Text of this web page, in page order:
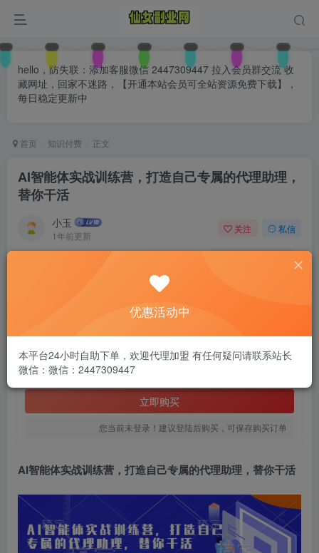
hello，防失联：添加客服微信 2447309447 拉入会员群交流 收
藏网址，回家不迷路，【开通本站会员可全站资源免费下载】，
每日稳定更新中
首页 知识付费 正文
AI智能体实战训练营，打造自己专属的代理助理，
替你干活
小玉
1年前更新
关注 私信
0 178 75
此内容为付费阅读，请付费后查看
￥1.99
黄金会员免费
立即购买
您当前未登录！建议登陆后购买，可保存购买订单
AI智能体实战训练营 ，打造自己专属的代理助理，替你干活
优惠活动中
本平台24小时自助下单，欢迎代理加盟 有任何疑问请联系站长
微信：微信：2447309447